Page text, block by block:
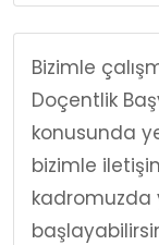
Bizimle
Doçentlik
konusunda
bizimle
kadromuzda